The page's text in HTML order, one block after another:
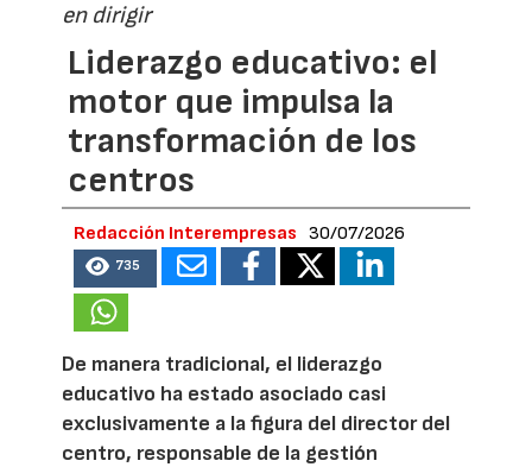
en dirigir
Liderazgo educativo: el
motor que impulsa la
transformación de los
centros
Redacción Interempresas 30/07/2026
735
De manera tradicional, el liderazgo
educativo ha estado asociado casi
exclusivamente a la figura del director del
centro, responsable de la gestión